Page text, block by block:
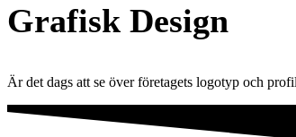
Grafisk Design
Är det dags att se över företagets logotyp och